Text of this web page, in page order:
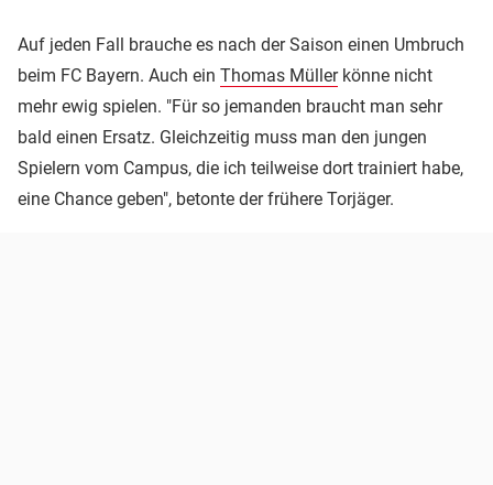
Auf jeden Fall brauche es nach der Saison einen Umbruch
beim FC Bayern. Auch ein Thomas Müllerkönne nicht
mehr ewig spielen. "Für so jemanden braucht man sehr
bald einen Ersatz. Gleichzeitig muss man den jungen
Spielern vom Campus, die ich teilweise dort trainiert habe,
eine Chance geben", betonte der frühere Torjäger.